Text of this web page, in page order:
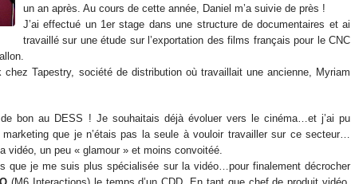
un an après. Au cours de cette année, Daniel m’a suivie de près !
J’ai effectué un 1er stage dans une structure de documentaires et ai
travaillé sur une étude sur l’exportation des films français pour le CNC
chez Tapestry, société de distribution où travaillait une ancienne, Myriam
bon au DESS ! Je souhaitais déjà évoluer vers le cinéma…et j’ai pu
que je n’étais pas la seule à vouloir travailler sur ce secteur…
vidéo, un peu « glamour » et moins convoitéé.
que je me suis plus spécialisée sur la vidéo…pour finalement décrocher